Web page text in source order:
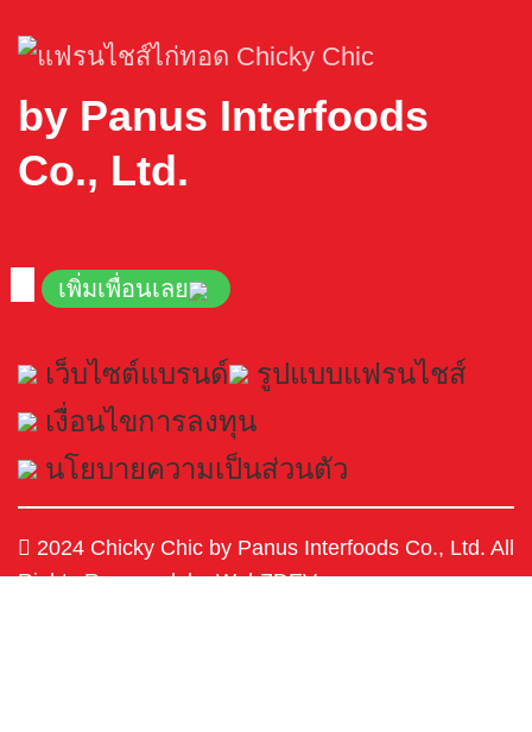
by Panus Interfoods
Co., Ltd.
เพิ่มเพื่อนเลย
เว็บไซต์แบรนด์
รูปแบบแฟรนไชส์
เงื่อนไขการลงทุน
นโยบายความเป็นส่วนตัว
2024 Chicky Chic by Panus Interfoods Co., Ltd. All
Rights Reserved. by WebZDEV.